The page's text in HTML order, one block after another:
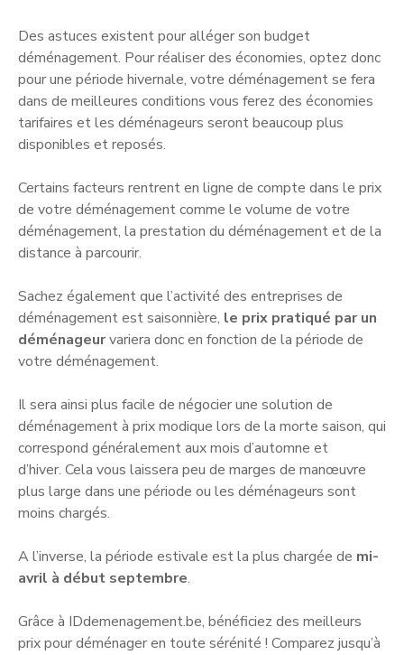
Des astuces existent pour alléger son budget
déménagement. Pour réaliser des économies, optez donc
pour une période hivernale, votre déménagement se fera
dans de meilleures conditions vous ferez des économies
tarifaires et les déménageurs seront beaucoup plus
disponibles et reposés.
Certains facteurs rentrent en ligne de compte dans le prix
de votre déménagement comme le volume de votre
déménagement, la prestation du déménagement et de la
distance à parcourir.
Sachez également que l’activité des entreprises de
déménagement est saisonnière, le prix pratiqué par un
déménageurvariera donc en fonction de la période de
votre déménagement.
Il sera ainsi plus facile de négocier une solution de
déménagement à prix modique lors de la morte saison, qui
correspond généralement aux mois d’automne et
d’hiver. Cela vous laissera peu de marges de manœuvre
plus large dans une période ou les déménageurs sont
moins chargés.
A l’inverse, la période estivale est la plus chargée de mi-
avril à début septembre.
Grâce à IDdemenagement.be, bénéficiez des meilleurs
prix pour déménager en toute sérénité ! Comparez jusqu’à